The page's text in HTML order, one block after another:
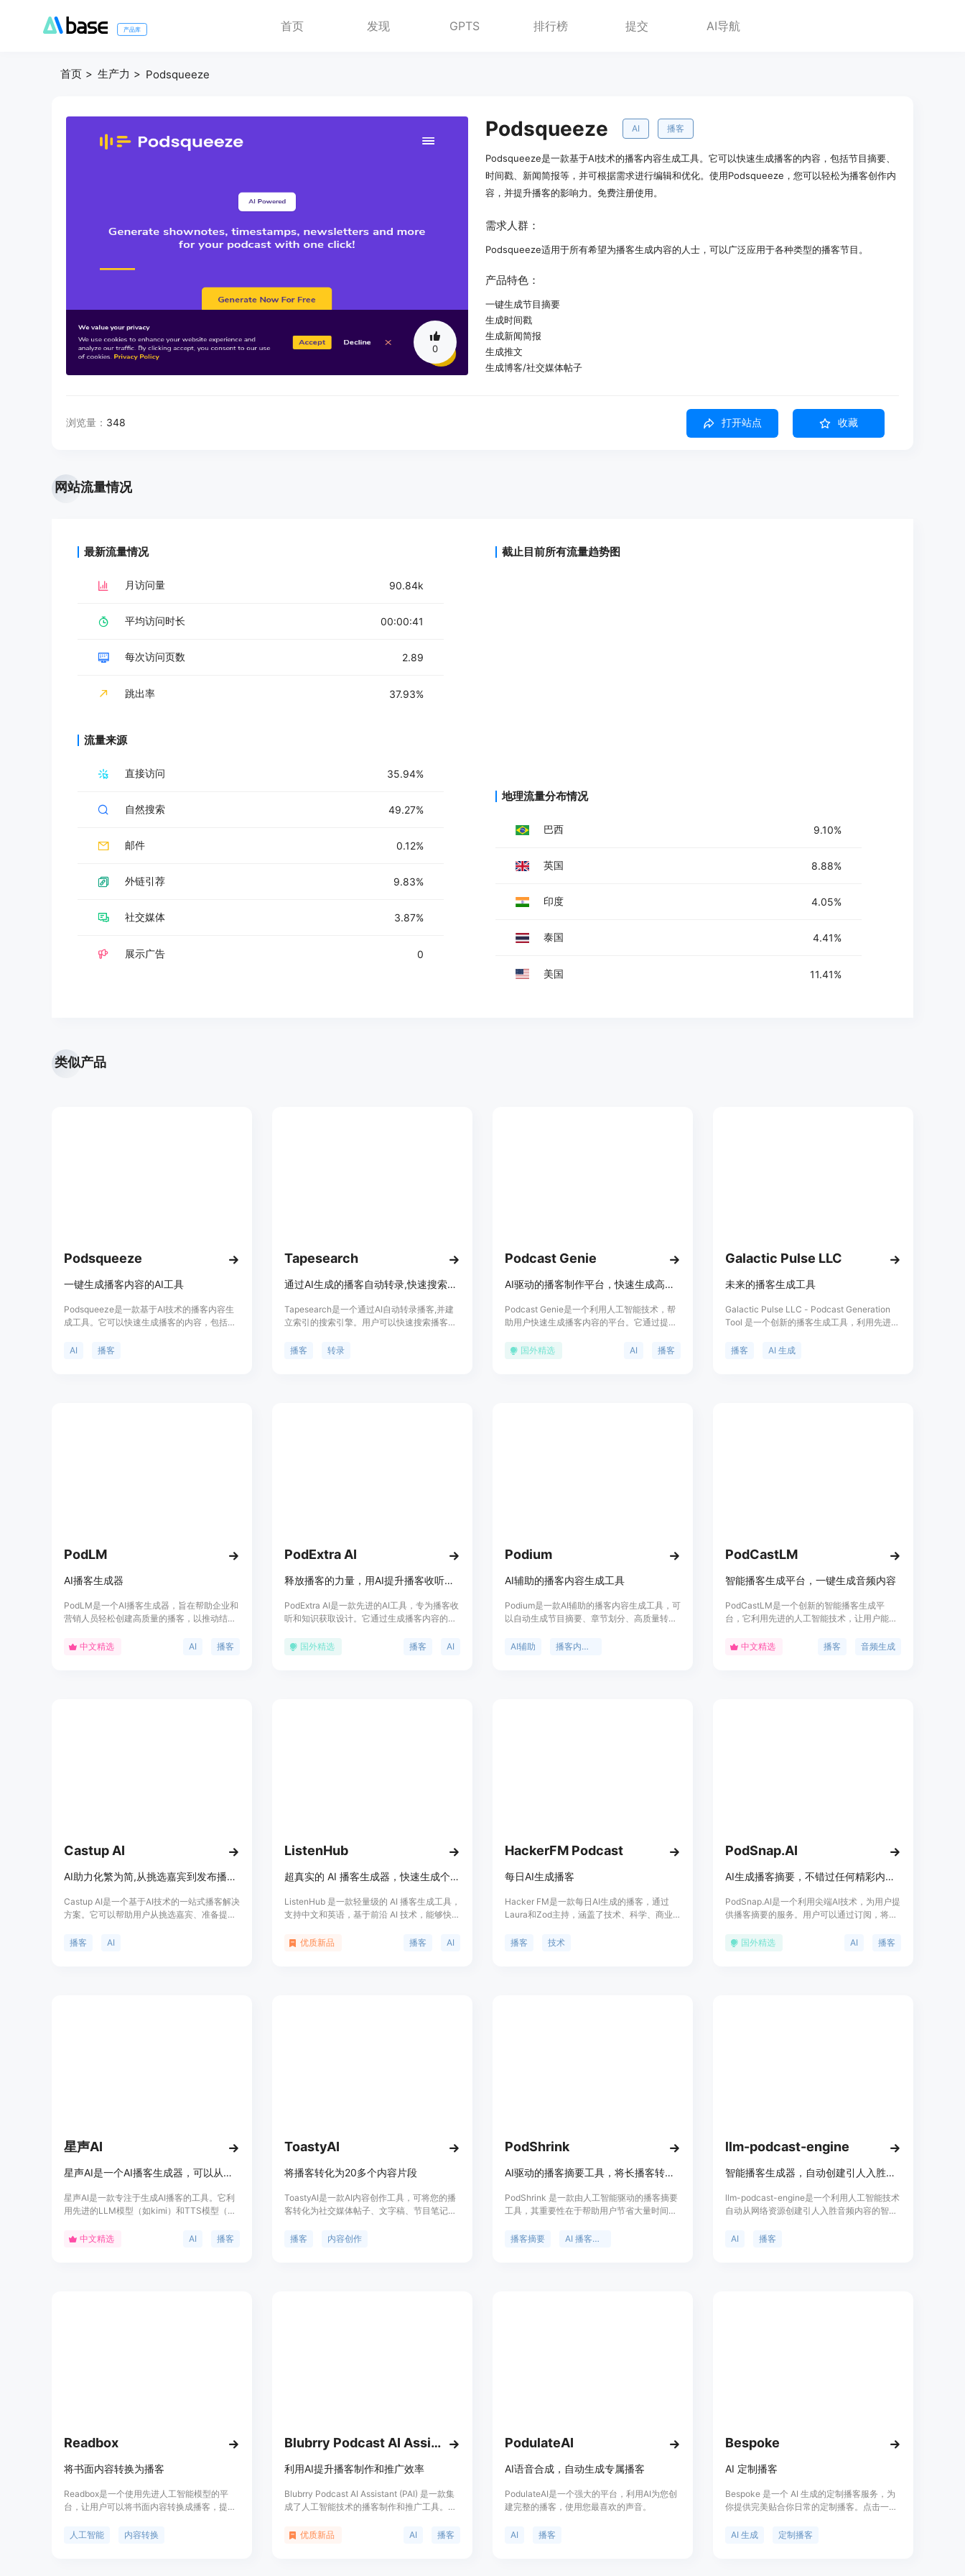
产品库 首页 发现 GPTS 排行榜 提交 AI导航
首页 生产力 Podsqueeze
0
Podsqueeze AI 播客
Podsqueeze是一款基于AI技术的播客内容生成工具。它可以快速生成播客的内容，包括节目摘要、
时间戳、新闻简报等，并可根据需求进行编辑和优化。使用Podsqueeze，您可以轻松为播客创作内
容，并提升播客的影响力。免费注册使用。
需求人群：
Podsqueeze适用于所有希望为播客生成内容的人士，可以广泛应用于各种类型的播客节目。
产品特色：
一键生成节目摘要
生成时间戳
生成新闻简报
生成推文
生成博客/社交媒体帖子
浏览量： 348 打开站点 收藏
网站流量情况
最新流量情况
月访问量 90.84k
平均访问时长 00:00:41
每次访问页数 2.89
跳出率 37.93%
流量来源
直接访问 35.94%
自然搜索 49.27%
邮件 0.12%
外链引荐 9.83%
社交媒体 3.87%
展示广告 0
截止目前所有流量趋势图
地理流量分布情况
巴西 9.10%
英国 8.88%
印度 4.05%
泰国 4.41%
美国 11.41%
类似产品
Podsqueeze
一键生成播客内容的AI工具
Podsqueeze是一款基于AI技术的播客内容生
成工具。它可以快速生成播客的内容，包括节
进行编辑和优化。使用Podsqueeze，您可以
AI 播客
Tapesearch
通过AI生成的播客自动转录,快速搜索播客内容
Tapesearch是一个通过AI自动转录播客,并建
立索引的搜索引擎。用户可以快速搜索播客内
的播客全文。
播客 转录
Podcast Genie
AI驱动的播客制作平台，快速生成高质量播客内容。
Podcast Genie是一个利用人工智能技术，帮
助用户快速生成播客内容的平台。它通过提供
使用大型语言模型生成脚本，从而简化了播客
国外精选 AI 播客
Galactic Pulse LLC
未来的播客生成工具
Galactic Pulse LLC - Podcast Generation
Tool 是一个创新的播客生成工具，利用先进的
客。只需发送邮件申请，前 100 位用户将获得
播客 AI 生成
PodLM
AI播客生成器
PodLM是一个AI播客生成器，旨在帮助企业和
营销人员轻松创建高质量的播客，以推动结
高质量播客，提供多样化的内容来源，并且是
中文精选 AI 播客
PodExtra AI
释放播客的力量，用AI提升播客收听体验
PodExtra AI是一款先进的AI工具，专为播客收
听和知识获取设计。它通过生成播客内容的摘
快速把握播客的核心内容。产品背景信息显
国外精选 播客 AI
Podium
AI辅助的播客内容生成工具
Podium是一款AI辅助的播客内容生成工具，可
以自动生成节目摘要、章节划分、高质量转
省时间、提高效率。通过提供优质的内容创作
AI辅助 播客内容生成
PodCastLM
智能播客生成平台，一键生成音频内容
PodCastLM是一个创新的智能播客生成平
台，它利用先进的人工智能技术，让用户能够
PDF文件，选择问题、语气、时长和语言等参
中文精选 播客 音频生成
Castup AI
AI助力化繁为简,从挑选嘉宾到发布播客一站式解决方案
Castup AI是一个基于AI技术的一站式播客解决
方案。它可以帮助用户从挑选嘉宾、准备提
有价值的内容,包括嘉宾见解、联系方式、简介
播客 AI
ListenHub
超真实的 AI 播客生成器，快速生成个性化播客。
ListenHub 是一款轻量级的 AI 播客生成工具，
支持中文和英语，基于前沿 AI 技术，能够快速
自然对话和超真实人声效果，使得用户能够随
优质新品 播客 AI
HackerFM Podcast
每日AI生成播客
Hacker FM是一款每日AI生成的播客，通过
Laura和Zod主持，涵盖了技术、科学、商业
的内容，包括技术新闻、创新发现、趣味话题
播客 技术
PodSnap.AI
AI生成播客摘要，不错过任何精彩内容。
PodSnap.AI是一个利用尖端AI技术，为用户提
供播客摘要的服务。用户可以通过订阅，将播
服务帮助用户节省时间，快速获取播客中的关
国外精选 AI 播客
星声AI
星声AI是一个AI播客生成器，可以从任何内容生成AI博客。
星声AI是一款专注于生成AI播客的工具。它利
用先进的LLM模型（如kimi）和TTS模型（如
内容快速转化为生动的播客。该技术的主要优
中文精选 AI 播客
ToastyAI
将播客转化为20多个内容片段
ToastyAI是一款AI内容创作工具，可将您的播
客转化为社交媒体帖子、文字稿、节目笔记、
要、章节、高精度转录和题目创意，让您快速
播客 内容创作
PodShrink
AI驱动的播客摘要工具，将长播客转化为简短的有声摘要。
PodShrink 是一款由人工智能驱动的播客摘要
工具，其重要性在于帮助用户节省大量时间，
速生成摘要，提供多种语音和语言选择，以及
播客摘要 AI 播客摘要
llm-podcast-engine
智能播客生成器，自动创建引人入胜的音频内容。
llm-podcast-engine是一个利用人工智能技术
自动从网络资源创建引人入胜音频内容的智能
Groq的语言模型生成自然叙述，并借助
AI 播客
Readbox
将书面内容转换为播客
Readbox是一个使用先进人工智能模型的平
台，让用户可以将书面内容转换成播客，提供
电子邮件至add@readbox.app来添加内容。在
人工智能 内容转换
Blubrry Podcast AI Assistant
利用AI提升播客制作和推广效率
Blubrry Podcast AI Assistant (PAI) 是一款集
成了人工智能技术的播客制作和推广工具。它
字幕生成、剪辑创作等功能，帮助播客创作者
优质新品 AI 播客
PodulateAI
AI语音合成，自动生成专属播客
PodulateAI是一个强大的平台，利用AI为您创
建完整的播客，使用您最喜欢的声音。
AI 播客
Bespoke
AI 定制播客
Bespoke 是一个 AI 生成的定制播客服务，为
你提供完美贴合你日常的定制播客。点击一次
的内容。加入等待名单，体验更多的定制化功
AI 生成 定制播客